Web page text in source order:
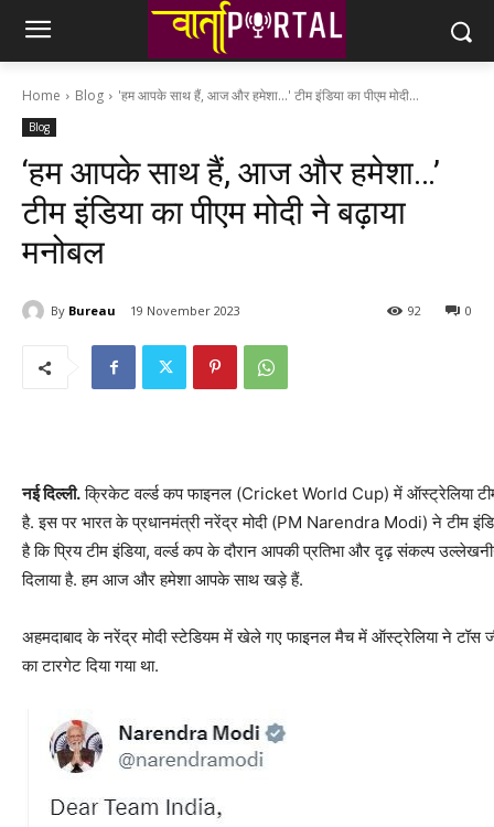
Home Blog 'हम आपके साथ हैं, आज और हमेशा...' टीम इंडिया का पीएम मोदी...
Blog
‘हम आपके साथ हैं, आज और हमेशा…’
टीम इंडिया का पीएम मोदी ने बढ़ाया
मनोबल
By Bureau 19 November 2023 0
92
नई दिल्‍ली.क्रिकेट वर्ल्‍ड कप फाइनल (Cricket World Cup) में ऑस्‍ट्रेलिया
है. इस पर भारत के प्रधानमंत्री नरेंद्र मोदी (PM Narendra Modi) ने टीम
है कि प्रिय टीम इंडिया, वर्ल्‍ड कप के दौरान आपकी प्रतिभा और दृढ़ संकल्‍प
दिलाया है. हम आज और हमेशा आपके साथ खड़े हैं.
अहमदाबाद के नरेंद्र मोदी स्‍टेडियम में खेले गए फाइनल मैच में ऑस्‍ट्रेलिया ने टॉस
का टारगेट दिया गया था.